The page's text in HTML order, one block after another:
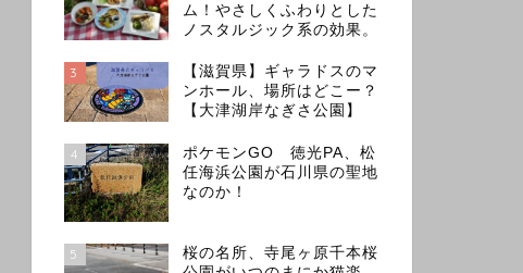
ム！やさしくふわりとした
ノスタルジック系の効果。
3
【滋賀県】ギャラドスのマ
ンホール、場所はどこー？
【大津湖岸なぎさ公園】
4
ポケモンGO 徳光PA、松
任海浜公園が石川県の聖地
なのか！
5
桜の名所、寺尾ヶ原千本桜